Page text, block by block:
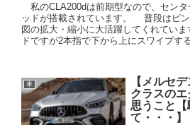
私のCLA200dは前期型なので、セン
ッドが搭載されています。 普段はピ
図の拡大・縮小に大活躍してくれてい
ドですが2本指で下から上にスワイプす
車
【メルセ
クラスの
思うこと【
て・・・】